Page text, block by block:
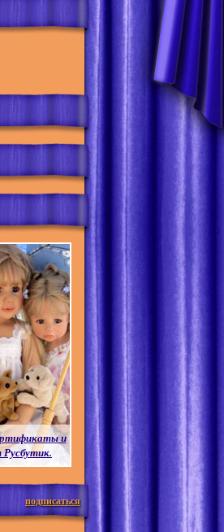
и
Русбутик.
подписаться